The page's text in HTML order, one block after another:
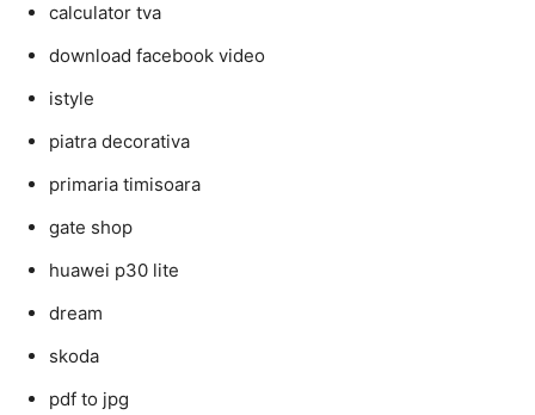
calculator tva
download facebook video
istyle
piatra decorativa
primaria timisoara
gate shop
huawei p30 lite
dream
skoda
pdf to jpg